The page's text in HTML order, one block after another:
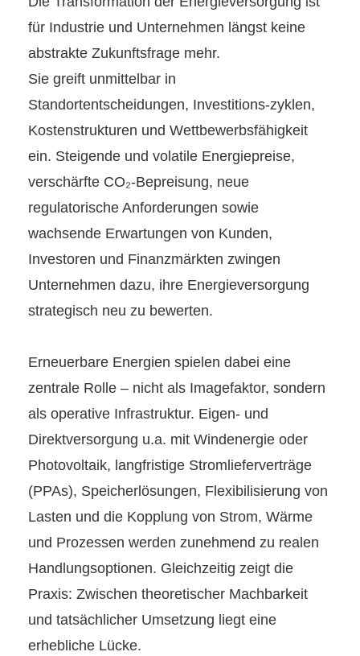
für Industrie und Unternehmen längst keine
abstrakte Zukunftsfrage mehr.
Sie greift unmittelbar in
Standortentscheidungen, Investitions-zyklen,
Kostenstrukturen und Wettbewerbsfähigkeit
ein. Steigende und volatile Energiepreise,
verschärfte CO₂-Bepreisung, neue
regulatorische Anforderungen sowie
wachsende Erwartungen von Kunden,
Investoren und Finanzmärkten zwingen
Unternehmen dazu, ihre Energieversorgung
strategisch neu zu bewerten.
Erneuerbare Energien spielen dabei eine
zentrale Rolle – nicht als Imagefaktor, sondern
als operative Infrastruktur. Eigen- und
Direktversorgung u.a. mit Windenergie oder
Photovoltaik, langfristige Stromlieferverträge
(PPAs), Speicherlösungen, Flexibilisierung von
Lasten und die Kopplung von Strom, Wärme
und Prozessen werden zunehmend zu realen
Handlungsoptionen. Gleichzeitig zeigt die
Praxis: Zwischen theoretischer Machbarkeit
und tatsächlicher Umsetzung liegt eine
erhebliche Lücke.